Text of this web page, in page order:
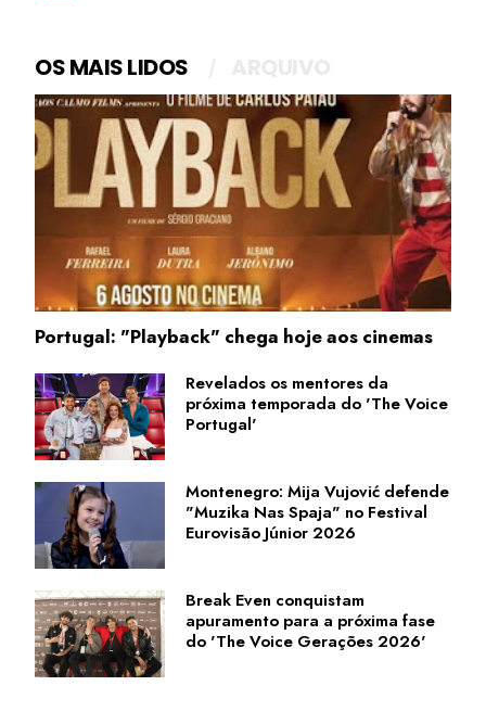
OS MAIS LIDOS
Portugal: "Playback" chega hoje aos cinemas
Revelados os mentores da
próxima temporada do 'The Voice
Portugal'
Montenegro: Mija Vujović defende
"Muzika Nas Spaja" no Festival
Eurovisão Júnior 2026
Break Even conquistam
apuramento para a próxima fase
do 'The Voice Gerações 2026'